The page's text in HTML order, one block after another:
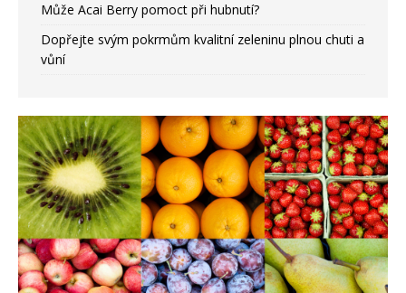
Může Acai Berry pomoct při hubnutí?
Dopřejte svým pokrmům kvalitní zeleninu plnou chuti a
vůní